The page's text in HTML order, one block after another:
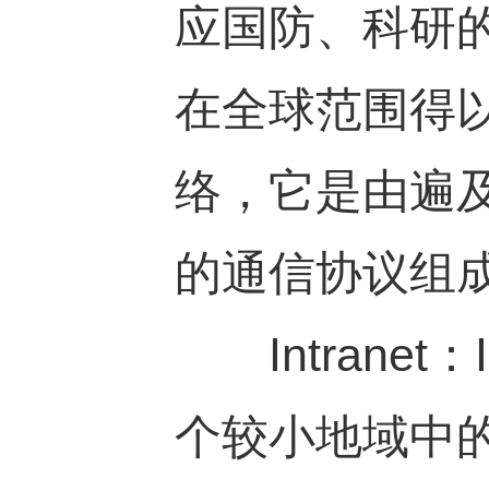
应国防、科研
在全球范围得
络，它是由遍
的通信协议组
Intranet：
个较小地域中